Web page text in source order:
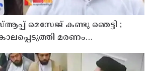
മെസേജ് കണ്ടു ഞെട്ടി ;
മരണം
മാറ്റാന്‍ കാമുകനുമായി
സുഹൃത്തും ഒളിവില്‍